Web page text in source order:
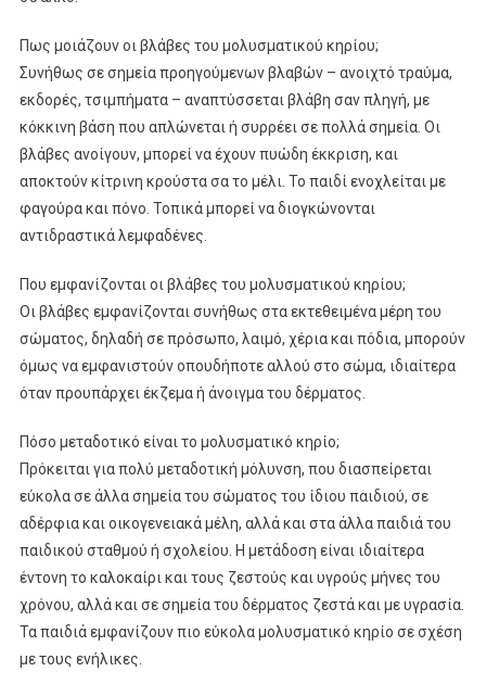
Πως μοιάζουν οι βλάβες του μολυσματικού κηρίου;
Συνήθως σε σημεία προηγούμενων βλαβών – ανοιχτό τραύμα,
εκδορές, τσιμπήματα – αναπτύσσεται βλάβη σαν πληγή, με
κόκκινη βάση που απλώνεται ή συρρέει σε πολλά σημεία. Οι
βλάβες ανοίγουν, μπορεί να έχουν πυώδη έκκριση, και
αποκτούν κίτρινη κρούστα σα το μέλι. Το παιδί ενοχλείται με
φαγούρα και πόνο. Τοπικά μπορεί να διογκώνονται
αντιδραστικά λεμφαδένες.
Που εμφανίζονται οι βλάβες του μολυσματικού κηρίου;
Οι βλάβες εμφανίζονται συνήθως στα εκτεθειμένα μέρη του
σώματος, δηλαδή σε πρόσωπο, λαιμό, χέρια και πόδια, μπορούν
όμως να εμφανιστούν οπουδήποτε αλλού στο σώμα, ιδιαίτερα
όταν προυπάρχει έκζεμα ή άνοιγμα του δέρματος.
Πόσο μεταδοτικό είναι το μολυσματικό κηρίο;
Πρόκειται για πολύ μεταδοτική μόλυνση, που διασπείρεται
εύκολα σε άλλα σημεία του σώματος του ίδιου παιδιού, σε
αδέρφια και οικογενειακά μέλη, αλλά και στα άλλα παιδιά του
παιδικού σταθμού ή σχολείου. Η μετάδοση είναι ιδιαίτερα
έντονη το καλοκαίρι και τους ζεστούς και υγρούς μήνες του
χρόνου, αλλά και σε σημεία του δέρματος ζεστά και με υγρασία.
Τα παιδιά εμφανίζουν πιο εύκολα μολυσματικό κηρίο σε σχέση
με τους ενήλικες.